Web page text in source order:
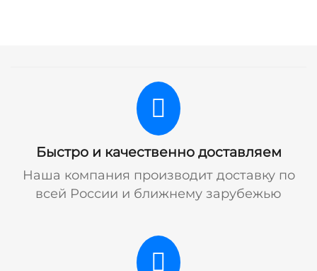
Быстро и качественно доставляем
Наша компания производит доставку по
всей России и ближнему зарубежью